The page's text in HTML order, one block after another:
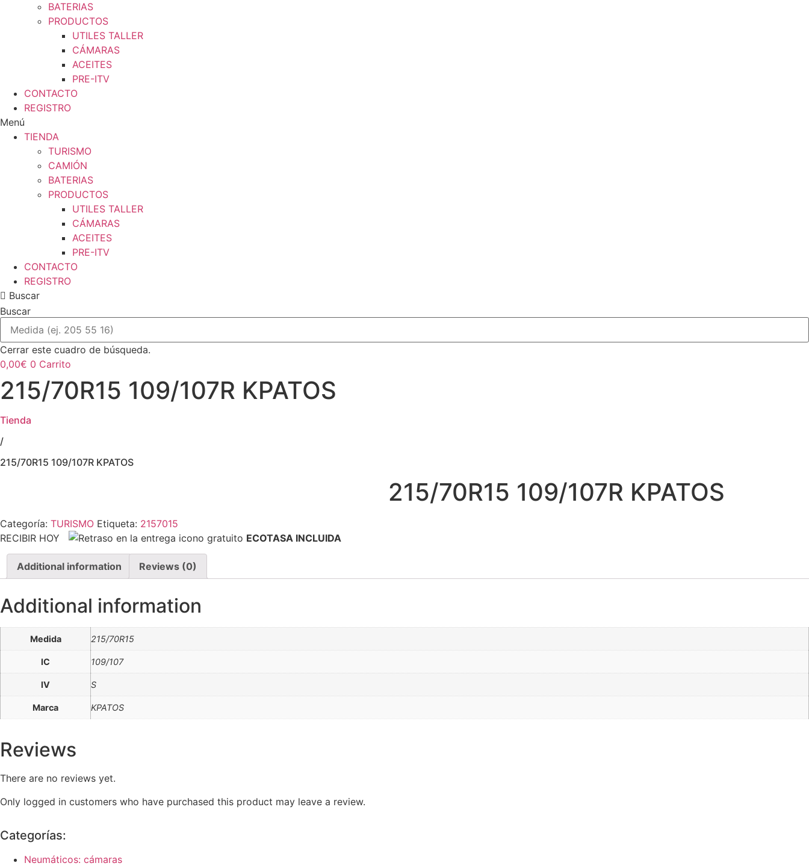
BATERIAS
PRODUCTOS
UTILES TALLER
CÁMARAS
ACEITES
PRE-ITV
CONTACTO
REGISTRO
Menú
TIENDA
TURISMO
CAMIÓN
BATERIAS
PRODUCTOS
UTILES TALLER
CÁMARAS
ACEITES
PRE-ITV
CONTACTO
REGISTRO
Buscar
Buscar
Cerrar este cuadro de búsqueda.
0,00€ 0 Carrito
215/70R15 109/107R KPATOS
Tienda
/
215/70R15 109/107R KPATOS
215/70R15 109/107R KPATOS
Categoría: TURISMO Etiqueta: 2157015
RECIBIR HOY
ECOTASA INCLUIDA
Additional information Reviews (0)
Additional information
Medida 215/70R15
IC 109/107
IV S
Marca KPATOS
Reviews
There are no reviews yet.
Only logged in customers who have purchased this product may leave a review.
Categorías:
Neumáticos: cámaras